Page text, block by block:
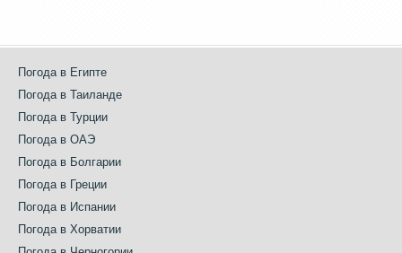
Погода в Египте
Погода в Таиланде
Погода в Турции
Погода в ОАЭ
Погода в Болгарии
Погода в Греции
Погода в Испании
Погода в Хорватии